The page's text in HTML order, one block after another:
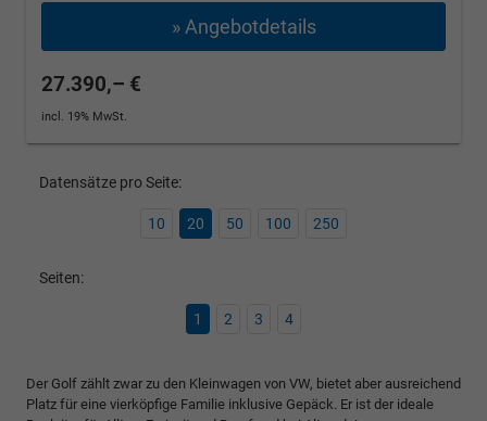
» Angebotdetails
27.390,– €
incl. 19% MwSt.
Datensätze pro Seite:
10 20 50 100 250
Seiten:
1 2 3 4
Der Golf zählt zwar zu den Kleinwagen von VW, bietet aber ausreichend
Platz für eine vierköpfige Familie inklusive Gepäck. Er ist der ideale